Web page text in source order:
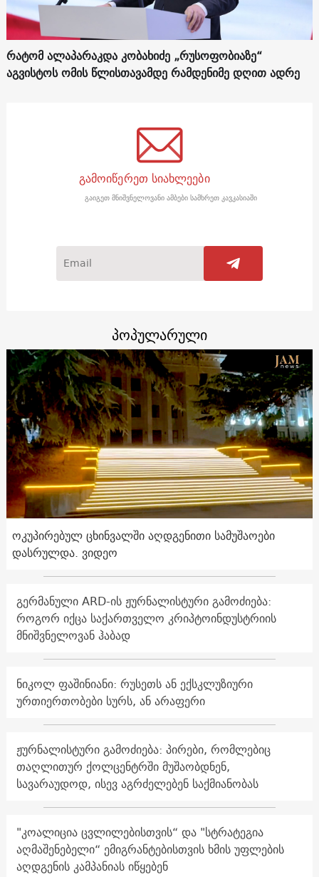
რატომ ალაპარაკდა კობახიძე „რუსოფობიაზე“
აგვისტოს ომის წლისთავამდე რამდენიმე დღით ადრე
გამოიწერეთ სიახლეები
გაიგეთ მნიშვნელოვანი ამბები სამხრეთ კავკასიაში
პოპულარული
ოკუპირებულ ცხინვალში აღდგენითი სამუშაოები
დასრულდა. ვიდეო
გერმანული ARD-ის ჟურნალისტური გამოძიება:
როგორ იქცა საქართველო კრიპტოინდუსტრიის
მნიშვნელოვან ჰაბად
ნიკოლ ფაშინიანი: რუსეთს ან ექსკლუზიური
ურთიერთობები სურს, ან არაფერი
ჟურნალისტური გამოძიება: პირები, რომლებიც
თაღლითურ ქოლცენტრში მუშაობდნენ,
სავარაუდოდ, ისევ აგრძელებენ საქმიანობას
"კოალიცია ცვლილებისთვის“ და "სტრატეგია
აღმაშენებელი“ ემიგრანტებისთვის ხმის უფლების
აღდგენის კამპანიას იწყებენ